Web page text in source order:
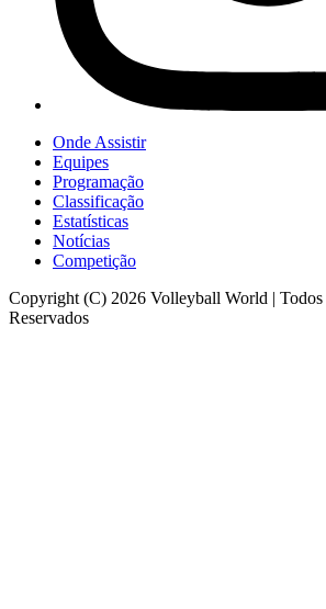
Onde Assistir
Equipes
Programação
Classificação
Estatísticas
Notícias
Competição
Copyright (C) 2026 Volleyball World |
Reservados